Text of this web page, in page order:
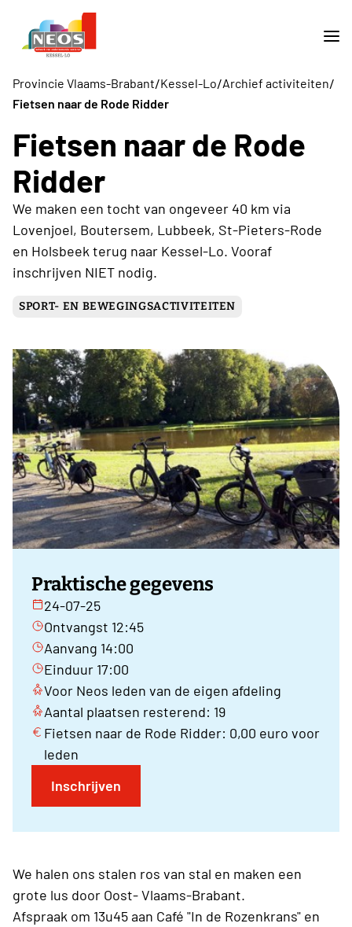
Provincie Vlaams-Brabant/Kessel-Lo/Archief activiteiten/
Fietsen naar de Rode Ridder
Fietsen naar de Rode
Ridder
We maken een tocht van ongeveer 40 km via
Lovenjoel, Boutersem, Lubbeek, St-Pieters-Rode
en Holsbeek terug naar Kessel-Lo. Vooraf
inschrijven NIET nodig.
SPORT- EN BEWEGINGSACTIVITEITEN
Praktische gegevens
24-07-25
Ontvangst 12:45
Aanvang 14:00
Einduur 17:00
Voor Neos leden van de eigen afdeling
Aantal plaatsen resterend: 19
Fietsen naar de Rode Ridder: 0,00 euro voor
leden
Inschrijven
We halen ons stalen ros van stal en maken een
grote lus door Oost- Vlaams-Brabant.
Afspraak om 13u45 aan Café "In de Rozenkrans" en